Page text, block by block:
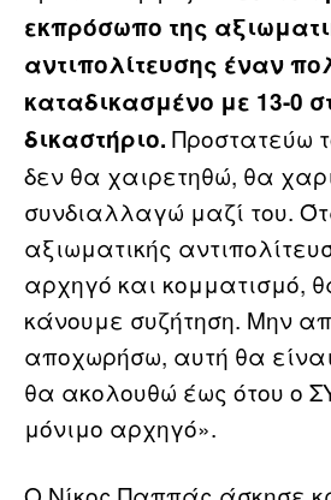
εκπρόσωπο της
αντιπολίτευσης έναν
καταδικασμένο με 13-0
δικαστήριο. Προστατεύω
δεν θα χαιρετηθώ, θα
συνδιαλλαγώ μαζί του.
αξιωματικής
αρχηγό και κομματισμό,
κάνουμε συζήτηση. Μην
αποχωρήσω, αυτή θα
θα ακολουθώ έως ότου ο
μόνιμο αρχηγό».